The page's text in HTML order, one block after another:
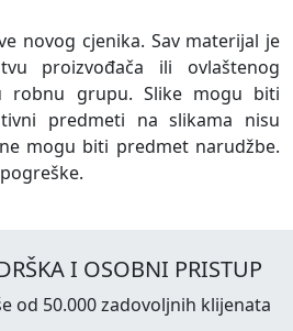
novog cjenika. Sav materijal je
proizvođača ili ovlaštenog
robnu grupu. Slike mogu biti
predmeti na slikama nisu
mogu biti predmet narudžbe.
I OSOBNI PRISTUP
od 50.000 zadovoljnih klijenata